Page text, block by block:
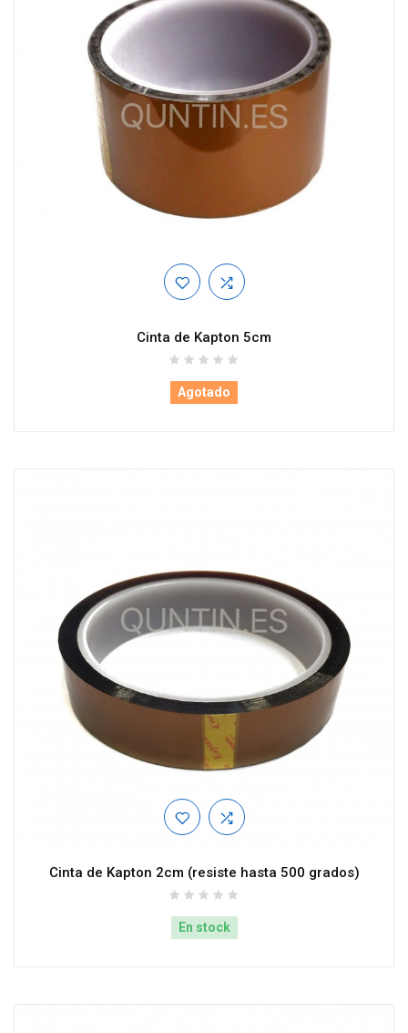
Cinta de Kapton 5cm
Agotado
Cinta de Kapton 2cm (resiste hasta 500 grados)
En stock